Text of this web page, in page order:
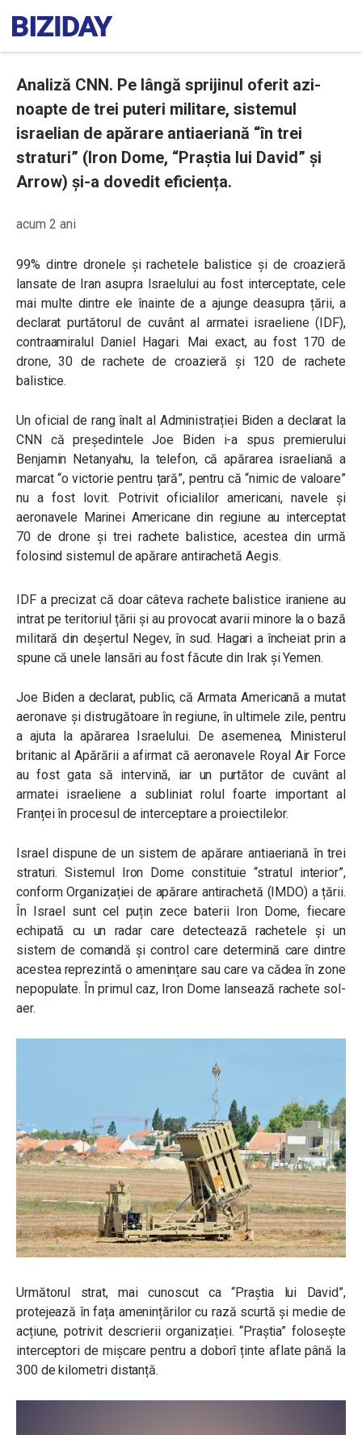
Analiză CNN. Pe lângă sprijinul oferit azi-
noapte de trei puteri militare, sistemul
israelian de apărare antiaeriană “în trei
straturi” (Iron Dome, “Praștia lui David” și
Arrow) și-a dovedit eficiența.
acum 2 ani
99% dintre dronele și rachetele balistice și de croazieră
lansate de Iran asupra Israelului au fost interceptate, cele
mai multe dintre ele înainte de a ajunge deasupra țării, a
declarat purtătorul de cuvânt al armatei israeliene (IDF),
contraamiralul Daniel Hagari. Mai exact, au fost 170 de
drone, 30 de rachete de croazieră și 120 de rachete
balistice.
Un oficial de rang înalt al Administrației Biden a declarat la
CNN că președintele Joe Biden i-a spus premierului
Benjamin Netanyahu, la telefon, că apărarea israeliană a
marcat “o victorie pentru țară”, pentru că “nimic de valoare”
nu a fost lovit. Potrivit oficialilor americani, navele și
aeronavele Marinei Americane din regiune au interceptat
70 de drone și trei rachete balistice, acestea din urmă
folosind sistemul de apărare antirachetă Aegis.
IDF a precizat că doar câteva rachete balistice iraniene au
intrat pe teritoriul țării și au provocat avarii minore la o bază
militară din deșertul Negev, în sud. Hagari a încheiat prin a
spune că unele lansări au fost făcute din Irak și Yemen.
Joe Biden a declarat, public, că Armata Americană a mutat
aeronave și distrugătoare în regiune, în ultimele zile, pentru
a ajuta la apărarea Israelului. De asemenea, Ministerul
britanic al Apărării a afirmat că aeronavele Royal Air Force
au fost gata să intervină, iar un purtător de cuvânt al
armatei israeliene a subliniat rolul foarte important al
Franței în procesul de interceptare a proiectilelor.
Israel dispune de un sistem de apărare antiaeriană în trei
straturi. Sistemul Iron Dome constituie “stratul interior”,
conform Organizației de apărare antirachetă (IMDO) a țării.
În Israel sunt cel puțin zece baterii Iron Dome, fiecare
echipată cu un radar care detectează rachetele și un
sistem de comandă și control care determină care dintre
acestea reprezintă o amenințare sau care va cădea în zone
nepopulate. În primul caz, Iron Dome lansează rachete sol-
aer.
Următorul strat, mai cunoscut ca “Praștia lui David”,
protejează în fața amenințărilor cu rază scurtă și medie de
acțiune, potrivit descrierii organizației. “Praștia” folosește
interceptori de mișcare pentru a doborî ținte aflate până la
300 de kilometri distanță.